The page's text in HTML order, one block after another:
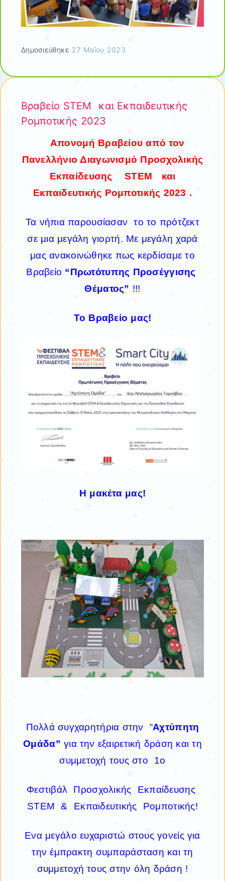
Δημοσιεύθηκε 27 Μαΐου 2023
Βραβείο STEM και Εκπαιδευτικής
Ρομποτικής 2023
Απονομή Βραβείου από τον
Πανελλήνιο Διαγωνισμό Προσχολικής
Εκπαίδευσης STEM και
Εκπαιδευτικής Ρομποτικής 2023 .
Τα νήπια παρουσίασαν το το πρότζεκτ
σε μια μεγάλη γιορτή. Με μεγάλη χαρά
μας ανακοινώθηκε πως κερδίσαμε το
Βραβείο “Πρωτότυπης Προσέγγισης
Θέματος” !!!
Το Βραβείο μας!
Η μακέτα μας!
Πολλά συγχαρητήρια στην “Αχτύπητη
Ομάδα” για την εξαιρετική δράση και τη
συμμετοχή τους στο 1ο
Φεστιβάλ Προσχολικής Εκπαίδευσης
STEM & Εκπαιδευτικής Ρομποτικής!
Ενα μεγάλο ευχαριστώ στους γονείς για
την έμπρακτη συμπαράσταση και τη
συμμετοχή τους στην όλη δράση !